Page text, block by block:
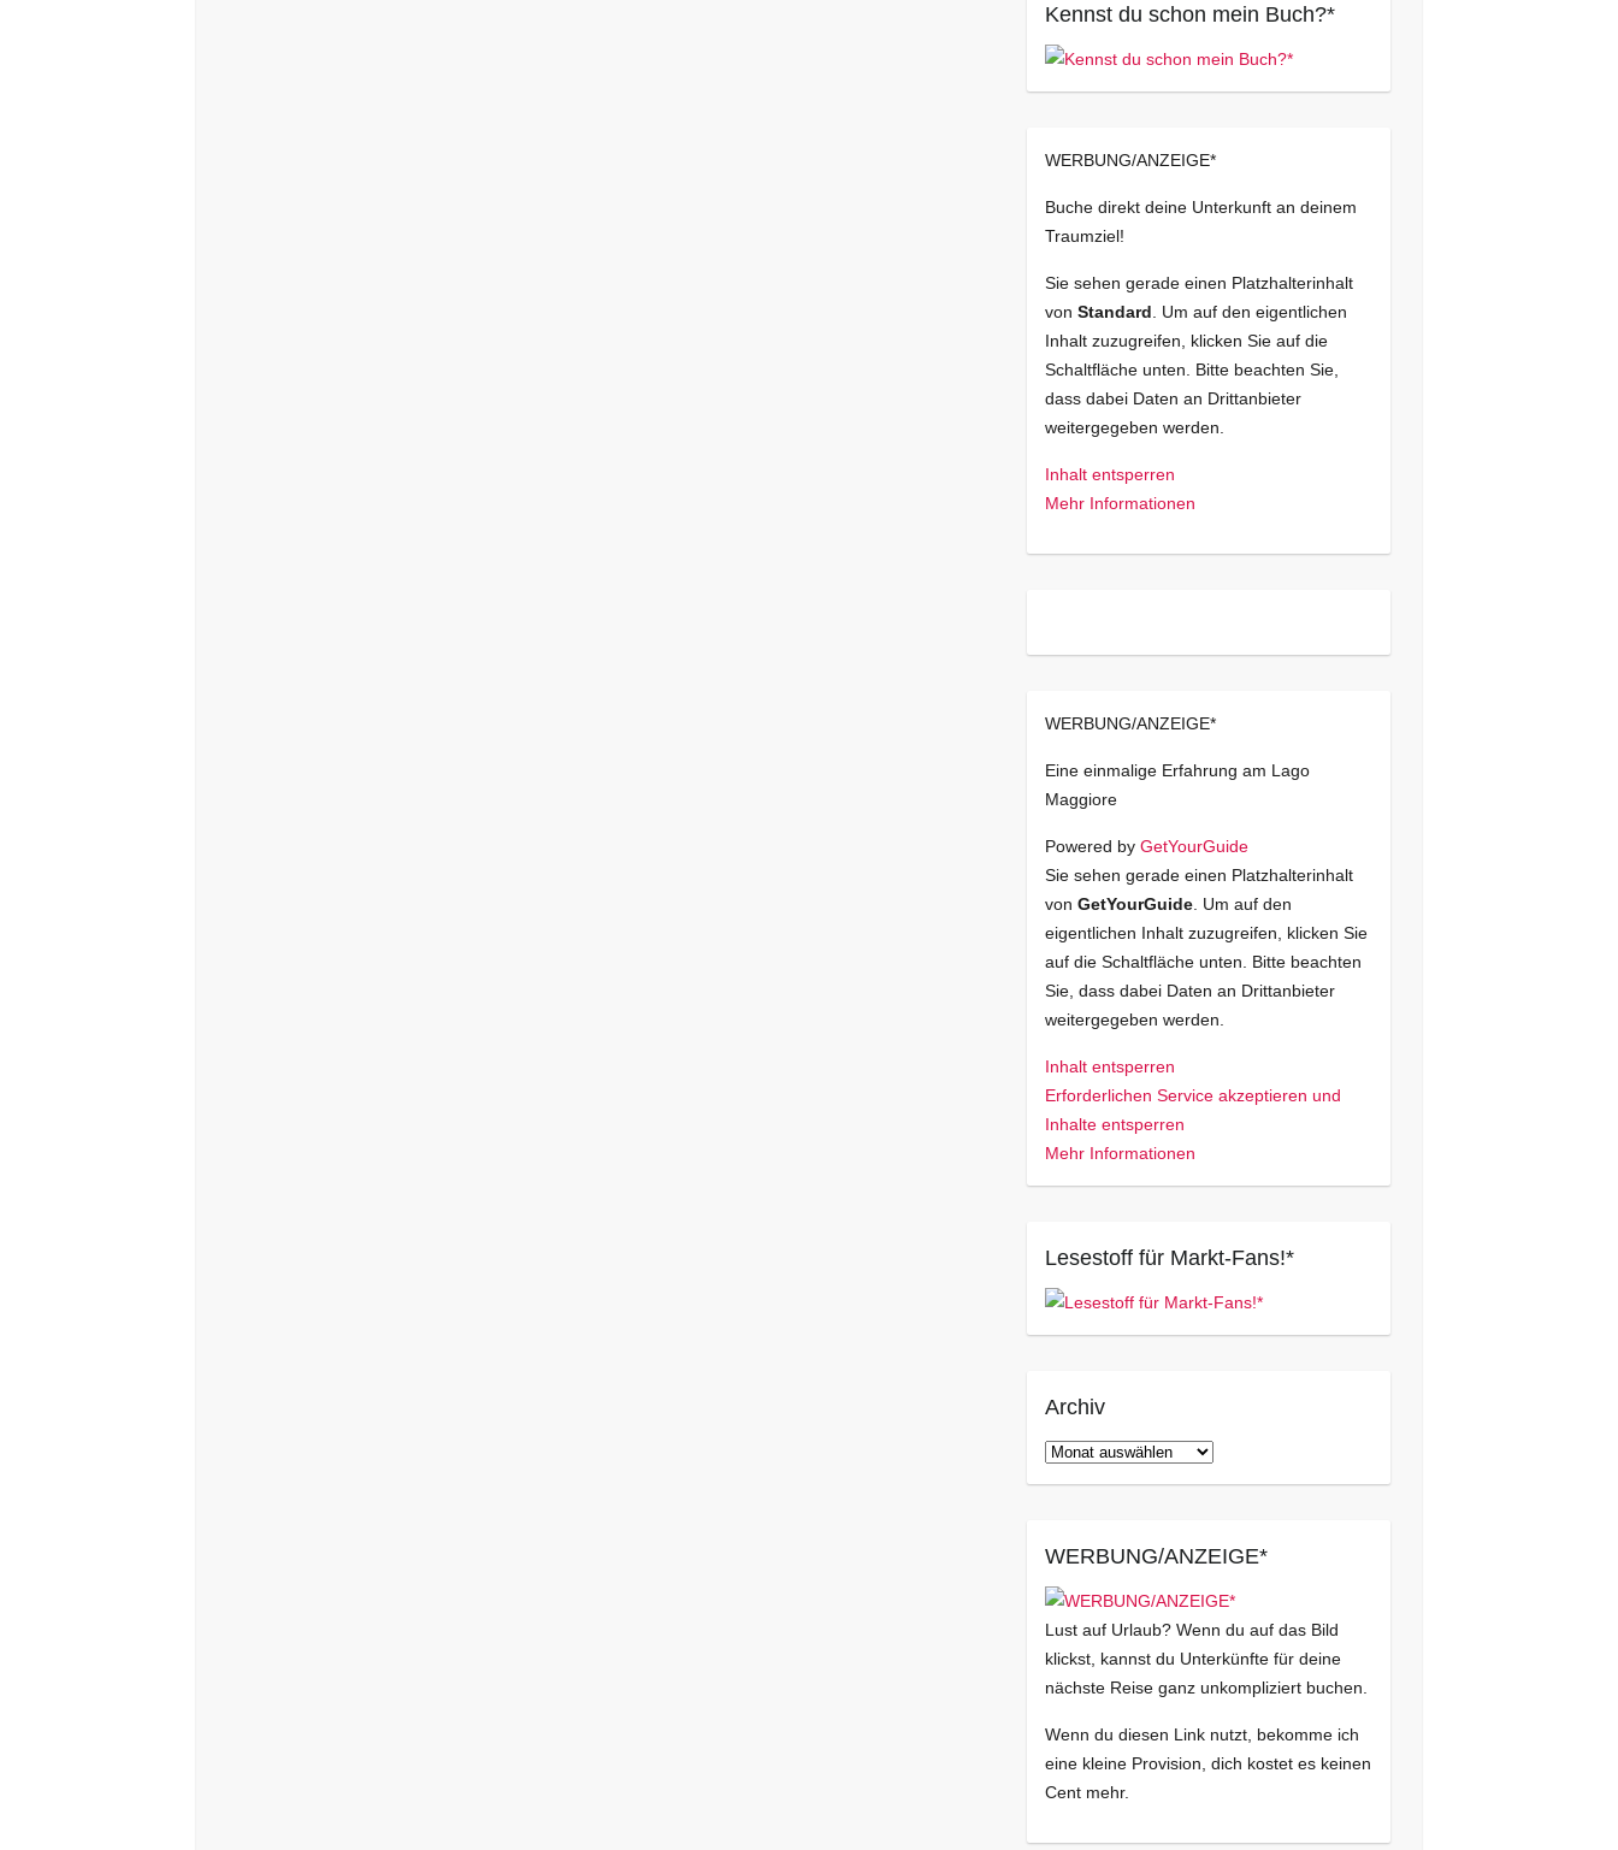
Kennst du schon mein Buch?*
WERBUNG/ANZEIGE*
Buche direkt deine Unterkunft an deinem
Traumziel!
Sie sehen gerade einen Platzhalterinhalt
von Standard . Um auf den eigentlichen
Inhalt zuzugreifen, klicken Sie auf die
Schaltfläche unten. Bitte beachten Sie,
dass dabei Daten an Drittanbieter
weitergegeben werden.
Inhalt entsperren
Mehr Informationen
WERBUNG/ANZEIGE*
Eine einmalige Erfahrung am Lago
Maggiore
Powered by GetYourGuide
Sie sehen gerade einen Platzhalterinhalt
von GetYourGuide. Um auf den
eigentlichen Inhalt zuzugreifen, klicken Sie
auf die Schaltfläche unten. Bitte beachten
Sie, dass dabei Daten an Drittanbieter
weitergegeben werden.
Inhalt entsperren
Erforderlichen Service akzeptieren und
Inhalte entsperren
Mehr Informationen
Lesestoff für Markt-Fans!*
Archiv
Archiv
WERBUNG/ANZEIGE*
Lust auf Urlaub? Wenn du auf das Bild
klickst, kannst du Unterkünfte für deine
nächste Reise ganz unkompliziert buchen.
Wenn du diesen Link nutzt, bekomme ich
eine kleine Provision, dich kostet es keinen
Cent mehr.